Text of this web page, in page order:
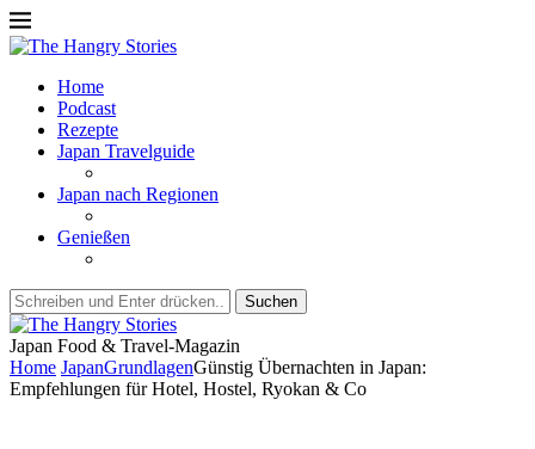
Home
Podcast
Rezepte
Japan Travelguide
Japan nach Regionen
Genießen
Suchen
Japan Food & Travel-Magazin
Home JapanGrundlagenGünstig Übernachten in Japan:
Empfehlungen für Hotel, Hostel, Ryokan & Co